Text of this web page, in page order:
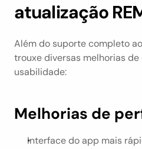
atualização
Além do suporte completo
trouxe diversas melhorias
usabilidade:
Melhorias de
Interface do app mais